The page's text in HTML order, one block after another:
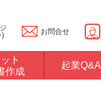
)
お問合せ
ト
作成
起業Q&A